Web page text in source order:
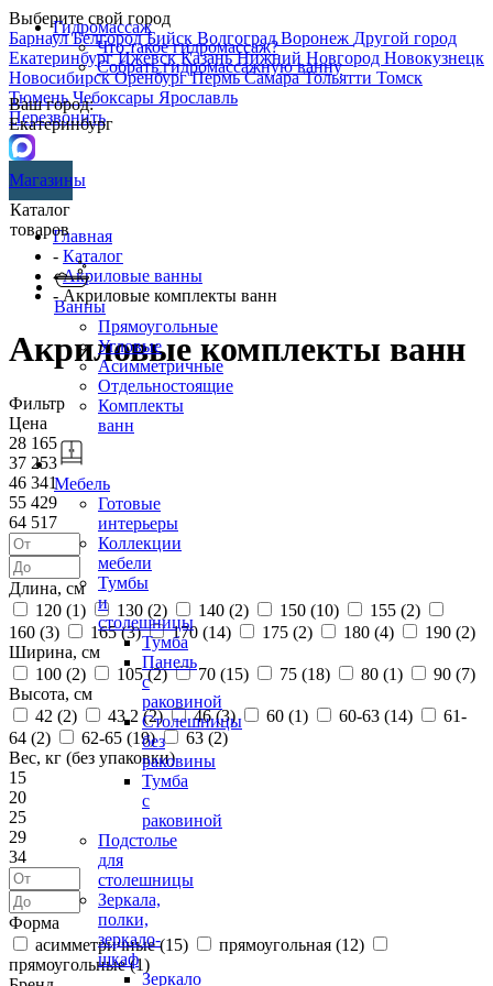
Выберите свой город
БарнаулБелгородБийск ВолгоградВоронеж Другой город
ЕкатеринбургИжевскКазаньНижний Новгород Новокузнецк
НовосибирскОренбургПермьСамараТольятти Томск
ТюменьЧебоксары Ярославль
Перезвонить
Гидромассаж
Что такое гидромассаж?
Собрать гидромассажную ванну
Ваш город:
Екатеринбург
Магазины
Каталог
товаров
Ванны
Прямоугольные
Угловые
Асимметричные
Отдельностоящие
Комплекты
ванн
Мебель
Готовые
интерьеры
Коллекции
мебели
Тумбы
и
столешницы
Тумба
Панель
с
раковиной
Столешницы
без
раковины
Тумба
с
раковиной
Подстолье
для
столешницы
Зеркала,
полки,
зеркало-
шкаф
Зеркало
Главная
- Каталог
-Акриловые ванны
- Акриловые комплекты ванн
Акриловые комплекты ванн
Фильтр
Цена
28 165
37 253
46 341
55 429
64 517
Длина, см
120 (1) 130 (2) 140 (2) 150 (10) 155 (2)
160 (3) 165 (3) 170 (14) 175 (2) 180 (4) 190 (2)
Ширина, см
100 (2) 105 (2) 70 (15) 75 (18) 80 (1) 90 (7)
Высота, см
42 (2) 43,2 (2) 46 (3) 60 (1) 60-63 (14)
61-
64 (2) 62-65 (19) 63 (2)
Вес, кг (без упаковки)
15
20
25
29
34
Форма
асимметричные (15) прямоугольная (12)
прямоугольные (1)